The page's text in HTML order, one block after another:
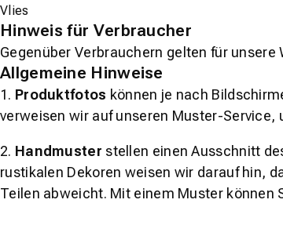
Vlies
Hinweis für Verbraucher
Gegenüber Verbrauchern gelten für
Allgemeine Hinweise
1. Produktfotos können je nach
verweisen wir auf unseren Muster-Service,
2. Handmuster stellen einen Ausschnitt
rustikalen Dekoren weisen wir darauf hin,
Teilen abweicht. Mit einem Muster können